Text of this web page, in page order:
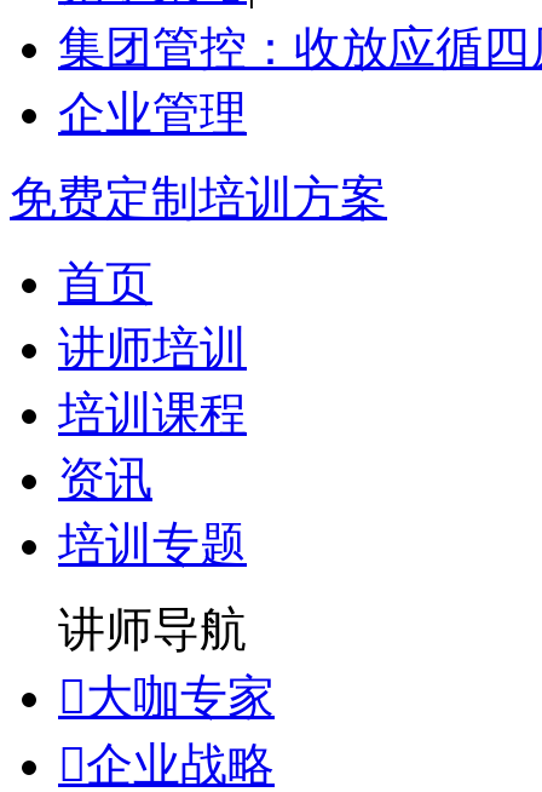
集团管控：收放应循四
企业管理
免费定制培训方案
首页
讲师培训
培训课程
资讯
培训专题
讲师导航
大咖专家
企业战略